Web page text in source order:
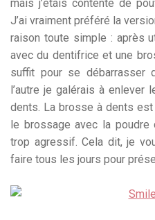
mais j’étais contente de
J’ai vraiment préféré la
raison toute simple : après
avec du dentifrice et une
suffit pour se débarrasser
l’autre je galérais à enlever
dents. La brosse à dents
le brossage avec la poudre
trop agressif. Cela dit, je
faire tous les jours pour